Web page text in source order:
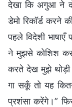
देखा कि अगुआ ने
डेमो रिकॉर्ड करने
पहले विदेशी
ने मुझसे कोशिश
करते देख मुझे थोड़ी
गा सकूँ तो यह
प्रशंसा करेंगे।”